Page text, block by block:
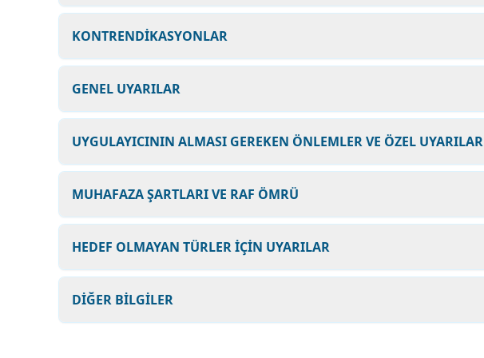
KONTRENDİKASYONLAR
GENEL UYARILAR
UYGULAYICININ ALMASI GEREKEN ÖNLEMLER VE ÖZEL UYARILAR
MUHAFAZA ŞARTLARI VE RAF ÖMRÜ
HEDEF OLMAYAN TÜRLER İÇİN UYARILAR
DİĞER BİLGİLER